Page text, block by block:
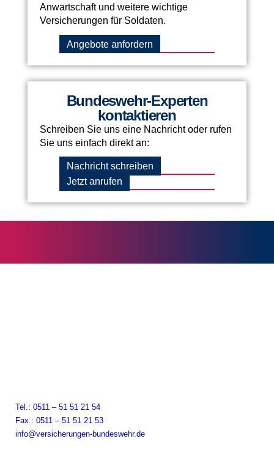
Anwartschaft und weitere wichtige
Versicherungen für Soldaten.
Angebote anfordern
Bundeswehr-Experten
kontaktieren
Schreiben Sie uns eine Nachricht oder rufen
Sie uns einfach direkt an:
Nachricht schreiben
Jetzt anrufen
Tel.: 0511 – 51 51 21 54
Fax.: 0511 – 51 51 21 53
info@versicherungen-bundeswehr.de